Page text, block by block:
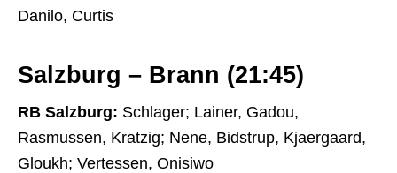
Danilo, Curtis
Salzburg – Brann (21:45)
RB Salzburg: Schlager; Lainer, Gadou,
Rasmussen, Kratzig; Nene, Bidstrup, Kjaergaard,
Gloukh; Vertessen, Onisiwo